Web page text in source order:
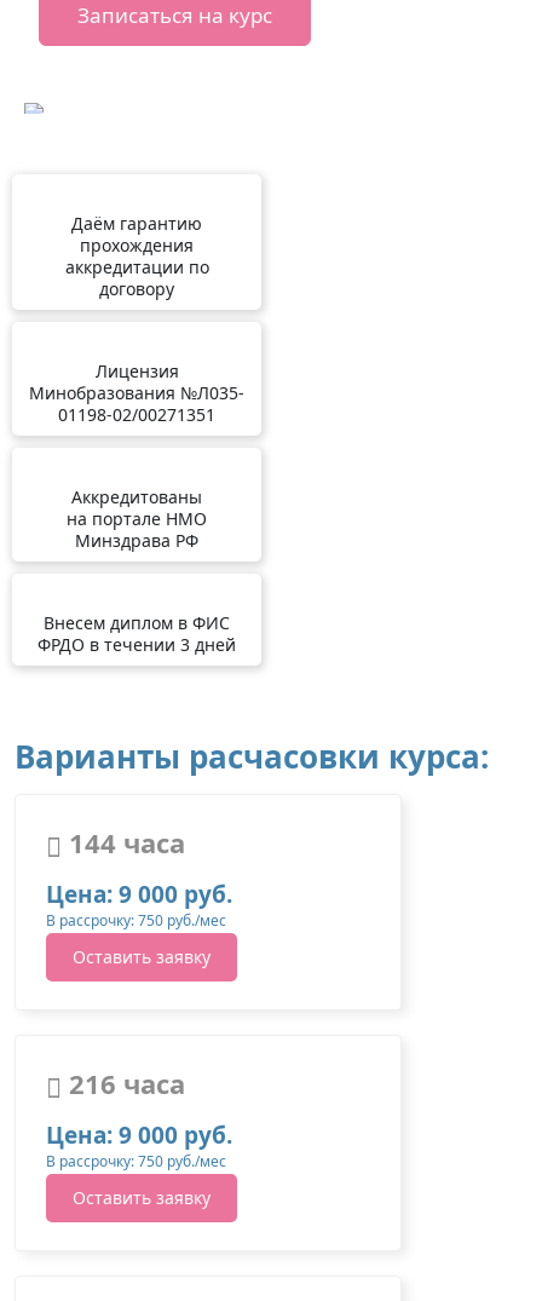
Записаться на курс
Даём гарантию
прохождения
аккредитации по
договору
Лицензия
Минобразования №Л035-
01198-02/00271351
Аккредитованы
на портале НМО
Минздрава РФ
Внесем диплом в ФИС
ФРДО в течении 3 дней
Варианты расчасовки курса:
144 часа
Цена: 9 000 руб.
В рассрочку: 750 руб./мес
Оставить заявку
216 часа
Цена: 9 000 руб.
В рассрочку: 750 руб./мес
Оставить заявку